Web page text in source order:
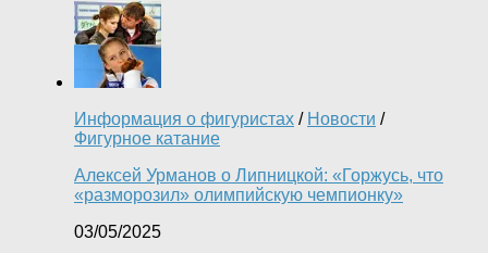
Информация о фигуристах / Новости /
Фигурное катание
Алексей Урманов о Липницкой: «Горжусь, что
«разморозил» олимпийскую чемпионку»
03/05/2025